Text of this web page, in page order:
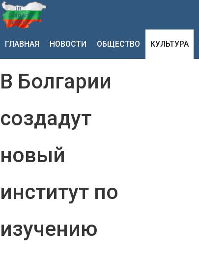
ГЛАВНАЯ НОВОСТИ ОБЩЕСТВО КУЛЬТУРА
В Болгарии
создадут
новый
институт по
изучению